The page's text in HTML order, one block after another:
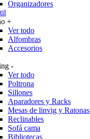
Organizadores
+
Ver todo
Alfombras
Accesorios
-
Ver todo
Poltrona
Sillones
Aparadores y Racks
Mesas de linvig y Ratonas
Reclinables
Sofá cama
Bibliotecas